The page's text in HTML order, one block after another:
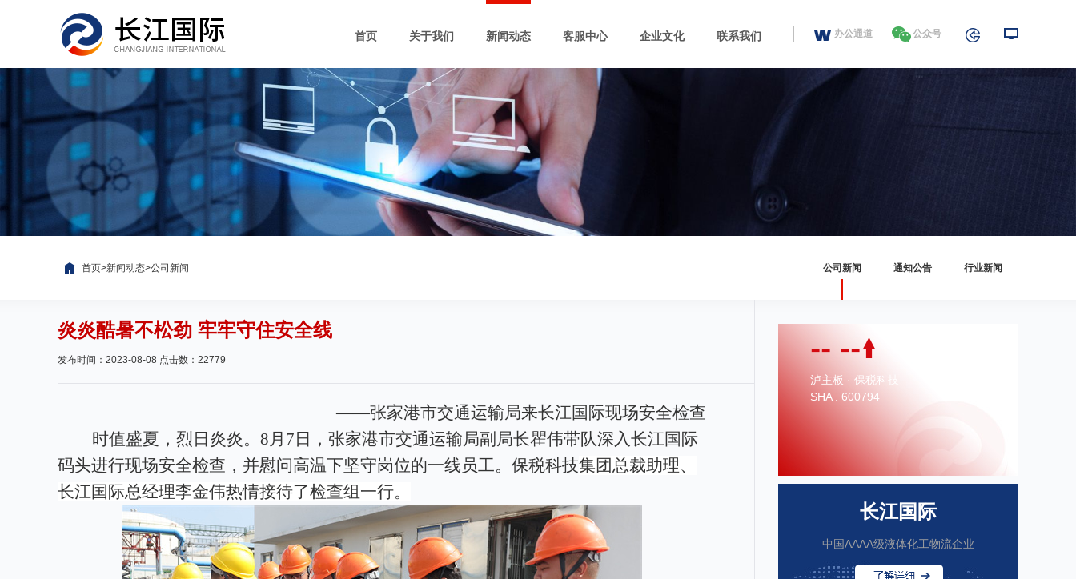
办公通道 公众号
首页 关于我们 新闻动态 客服中心 企业文化 联系我们
首页>新闻动态>公司新闻 公司新闻 通知公告 行业新闻
炎炎酷暑不松劲 牢牢守住安全线
发布时间：2023-08-08 点击数：22779
——张家港市交通运输局来长江国际现场安全检查
时值盛夏，烈日炎炎。 8月7日，张家港市交通运输局副局长瞿伟带队深入长江国际
码头进行现场安全检查，并慰问高温下坚守岗位的一线员工。保税科技集团总裁助理、
长江国际总经理李金伟热情接待了检查组一行。
-- --
泸主板 · 保税科技
SHA . 600794
长江国际
中国AAAA级液体化工物流企业